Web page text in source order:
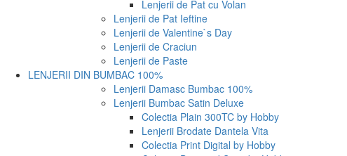
Lenjerii de Pat cu Volan
Lenjerii de Pat Ieftine
Lenjerii de Valentine`s Day
Lenjerii de Craciun
Lenjerii de Paste
LENJERII DIN BUMBAC 100%
Lenjerii Damasc Bumbac 100%
Lenjerii Bumbac Satin Deluxe
Colectia Plain 300TC by Hobby
Lenjerii Brodate Dantela Vita
Colectia Print Digital by Hobby